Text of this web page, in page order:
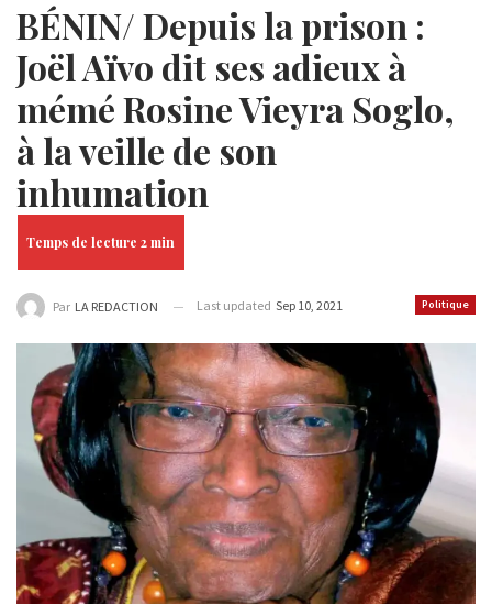
BÉNIN/ Depuis la prison :
Joël Aïvo dit ses adieux à
mémé Rosine Vieyra Soglo,
à la veille de son
inhumation
Politique
Par LA REDACTION Last updated Sep 10, 2021